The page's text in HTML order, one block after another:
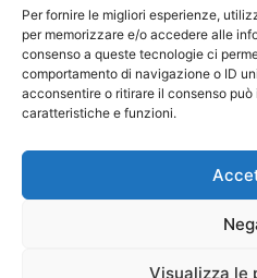
Per fornire le migliori esperienze,
per memorizzare e/o accedere alle
consenso a queste tecnologie ci
comportamento di navigazione o ID
acconsentire o ritirare il consenso
caratteristiche e funzioni.
Visualizza le
LEGGI DI PIÙ
“ASLAB
AROMA
AND
SENSORY